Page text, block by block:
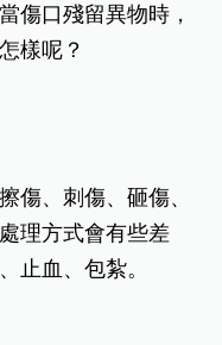
傷口殘留異物時，
樣呢？
傷、刺傷、砸傷、
理方式會有些差
止血、包紮。